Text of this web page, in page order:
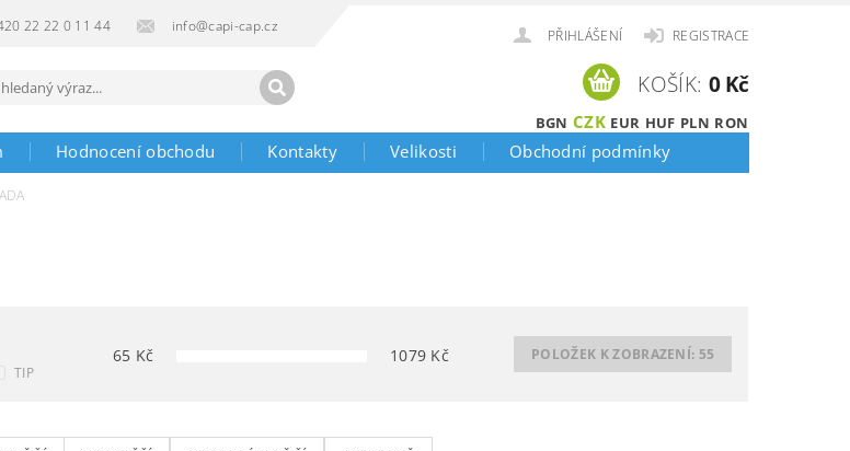
22 22 0 11 44 info@capi-cap.cz
PŘIHLÁŠENÍ REGISTRACE
BGN CZK EUR HUF PLN RON
KOŠÍK: 0 Kč
Hodnocení obchodu Kontakty Velikosti Obchodní podmínky
TIP
65 Kč 1079 Kč POLOŽEK K ZOBRAZENÍ: 55